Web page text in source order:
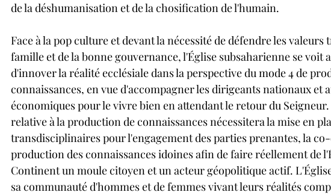
de la déshumanisation et de la chosification de l'humain.
Face à la pop culture et devant la nécessité de défendre les
famille et de la bonne gouvernance, l'Église subsaharienne se voit
d'innover la réalité ecclésiale dans la perspective du mode 4 de
connaissances, en vue d'accompagner les dirigeants nationaux et
économiques pour le vivre bien en attendant le retour du
relative à la production de connaissances nécessitera la mise en
transdisciplinaires pour l'engagement des parties prenantes, la
production des connaissances idoines afin de faire réellement de
Continent un moule citoyen et un acteur géopolitique actif.
sa communauté d'hommes et de femmes vivant leurs réalités